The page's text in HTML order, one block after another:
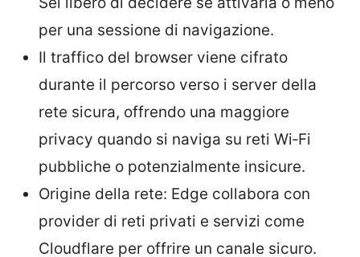
per una sessione di navigazione.
Il traffico del browser viene cifrato
durante il percorso verso i server della
rete sicura, offrendo una maggiore
privacy quando si naviga su reti Wi‑Fi
pubbliche o potenzialmente insicure.
Origine della rete: Edge collabora con
provider di reti privati e servizi come
Cloudflare per offrire un canale sicuro.